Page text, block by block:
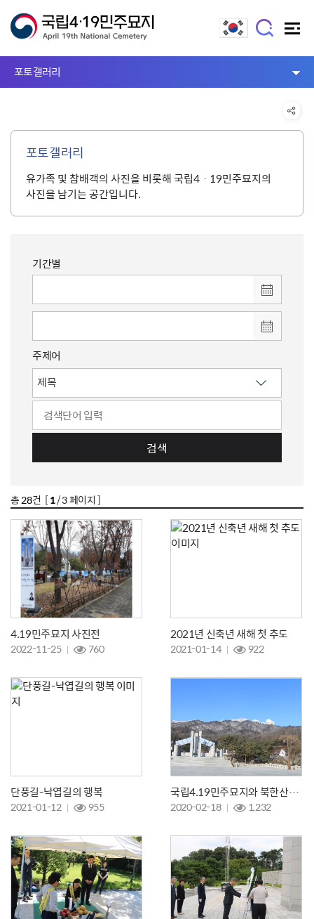
포토갤러리
포토갤러리
유가족 및 참배객의 사진을 비롯해 국립4ㆍ19민주묘지의
사진을 남기는 공간입니다.
기간별
주제어
검색
총28건 [1/ 3 페이지 ]
4.19민주묘지 사진전
2022-11-25
760
2021년 신축년 새해 첫 추도
2021-01-14
922
단풍길-낙엽길의 행복
2021-01-12
955
국립4.19민주묘지와 북한산의 2월 설경
2020-02-18
1,232